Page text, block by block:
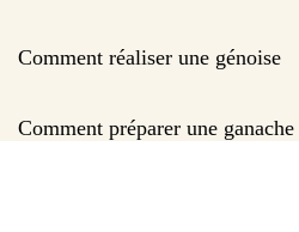
Comment réaliser une génoise
Comment préparer une